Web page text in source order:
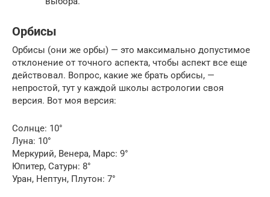
Орбисы
Орбисы (они же орбы) — это максимально допустимое
отклонение от точного аспекта, чтобы аспект все еще
действовал. Вопрос, какие же брать орбисы, —
непростой, тут у каждой школы астрологии своя
версия. Вот моя версия:
Солнце: 10°
Луна: 10°
Меркурий, Венера, Марс: 9°
Юпитер, Сатурн: 8°
Уран, Нептун, Плутон: 7°